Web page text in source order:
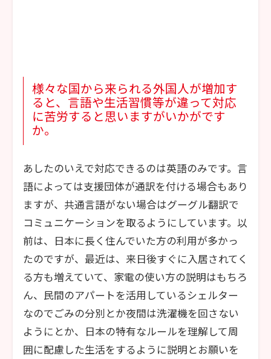
様々な国から来られる外国人が増加す
ると、言語や生活習慣等が違って対応
に苦労すると思いますがいかがです
か。
あしたのいえで対応できるのは英語のみです。言
語によっては支援団体が通訳を付ける場合もあり
ますが、共通言語がない場合はグーグル翻訳で
コミュニケーションを取るようにしています。以
前は、日本に長く住んでいた方の利用が多かっ
たのですが、最近は、来日後すぐに入居されてく
る方も増えていて、家電の使い方の説明はもちろ
ん、民間のアパートを活用しているシェルター
なのでごみの分別とか夜間は洗濯機を回さない
ようにとか、日本の特有なルールを理解して周
囲に配慮した生活をするように説明とお願いを